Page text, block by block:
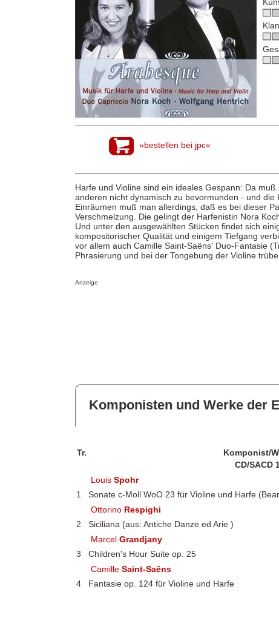
»bestellen bei jpc«
Harfe und Violine sind ein ideales Gespann: Da
anderen nicht dynamisch zu bevormunden - und
Einräumen muß man allerdings, daß es bei dieser
Verschmelzung. Die gelingt der Harfenistin Nora
Und unter den ausgewählten Stücken findet sich
kompositorischer Qualität und einigem Tiefgang
vor allem auch Camille Saint-Saëns' Duo-Fantasie
Phrasierung und bei der Tongebung der Violine
Anzeige
Komponisten und Werke der
Tr. Komponist/
CD/SACD
LouisSpohr
1
Sonate c-Moll WoO 23 für Violine und Harfe
Ottorino Respighi
2
Siciliana (aus: Antiche Danze ed Arie )
MarcelGrandjany
3
Children's Hour Suite op. 25
CamilleSaint-Saëns
4
Fantasie op. 124 für Violine und Harfe